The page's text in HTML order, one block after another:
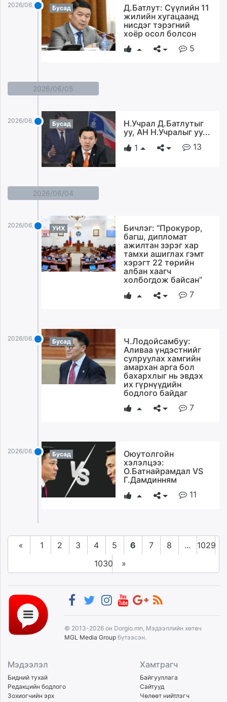
2026/06/06 Бусад
Д.Батлут: Сүүлийн 11
жилийн хугацаанд
нисдэг тэрэгний
хоёр осол болсон
5
2026/06/05
2026/06/05 Бусад
Н.Учрал Д.Батлутыг
уу, АН Н.Учралыг уу...
1
13
2026/06/04
2026/06/04 УИХ
Бичлэг: “Прокурор,
багш, дипломат
ажилтан зэрэг хар
тамхи ашиглах гэмт
хэрэгт 22 төрийн
албан хаагч
холбогдож байсан”
7
2026/06/04 Бусад
Ч.Лодойсамбуу:
Аливаа үндэстнийг
сулруулах хамгийн
амархан арга бол
бахархлыг нь эвдэх
их гүрнүүдийн
бодлого байдаг
7
2026/06/04 Бусад
Оюутолгойн
хэлэлцээ:
О.Батнайрамдал VS
Г.Дамдинням
11
« 1 2 3 4 5 6 7 8 ...
1029
1030
»
© 2013-2026 он Dorgio.mn, Мэдээллийн хөтөч
MGL Media Group бүтээсэн.
Мэдээлэл
Бидний тухай
Редакцийн бодлого
Зохиогчийн эрх
Хамтрагч
Байгууллага
Сайтууд
Чөлөөт нийтлэгч